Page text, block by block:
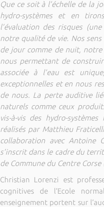
Que ce soit à l’échelle de la
hydro-systèmes et en
l’évaluation des risques
notre qualité de vie. Nos
de jour comme de nuit,
nous permettant de
associée à l’eau est
exceptionnelles et en nous
de nous. La perte auditive
naturels comme ceux
vis-à-vis des hydro-
réalisés par Matthieu
collaboration avec Antoine
s’inscrit dans le cadre du
de Commune du Centre Corse
Christian Lorenzi est
cognitives de l’Ecole
enseignement portent sur